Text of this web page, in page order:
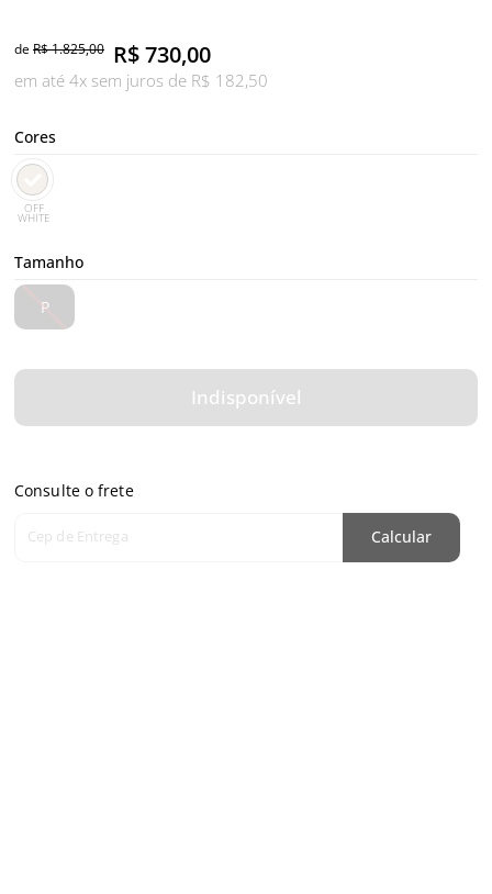
deR$ 1.825,00 R$730,00
em até 4x sem juros de R$ 182,50
Cores
OFF
WHITE
Tamanho
P
Indisponível
Consulte o frete
Cep de Entrega Calcular